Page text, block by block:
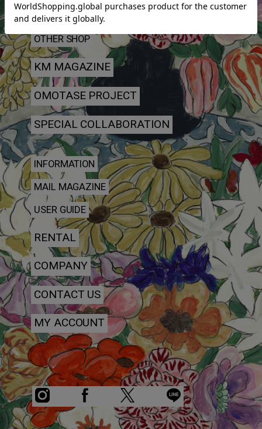
丸山邸
OTHER SHOP
KM MAGAZINE
OMOTASE PROJECT
SPECIAL COLLABORATION
INFORMATION
MAIL MAGAZINE
USER GUIDE
RENTAL
COMPANY
CONTACT US
MY ACCOUNT